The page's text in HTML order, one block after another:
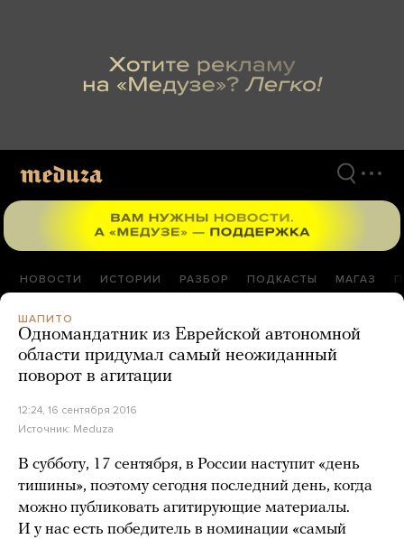
НОВОСТИ ИСТОРИИ РАЗБОР ПОДКАСТЫ МАГАЗ
ШАПИТО
Одномандатник из Еврейской автономной
области придумал самый неожиданный
поворот в агитации
12:24, 16 сентября 2016
Источник: Meduza
В субботу, 17 сентября, в России наступит «день
тишины», поэтому сегодня последний день, когда
можно публиковать агитирующие материалы.
И у нас есть победитель в номинации «самый